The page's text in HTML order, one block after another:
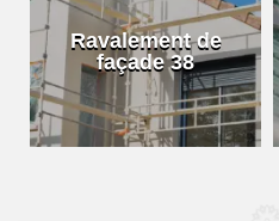
Ravalement de
façade 38